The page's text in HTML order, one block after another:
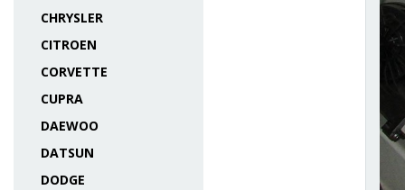
CHRYSLER
CITROEN
CORVETTE
CUPRA
DAEWOO
DATSUN
DODGE